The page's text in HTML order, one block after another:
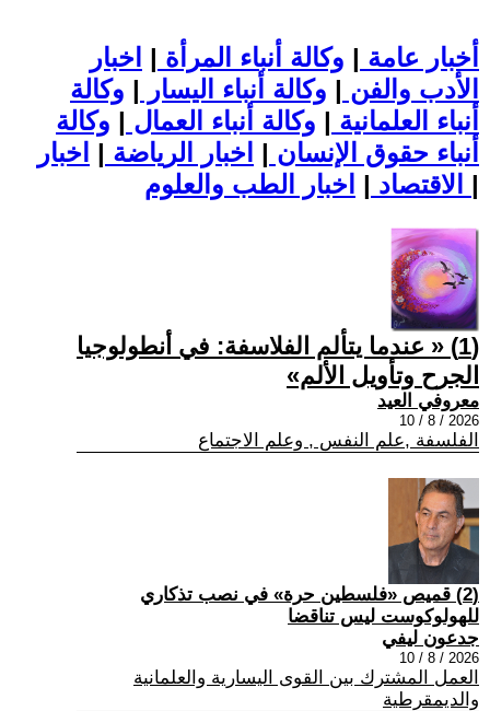
أخبار عامة | وكالة أنباء المرأة | اخبار
الأدب والفن | وكالة أنباء اليسار | وكالة
أنباء العلمانية | وكالة أنباء العمال | وكالة
أنباء حقوق الإنسان | اخبار الرياضة | اخبار
الاقتصاد | |
(1) « عندما يتألم الفلاسفة: في أنطولوجيا
الجرح وتأويل الألم»
معروفي العيد
2026 / 8 / 10
الفلسفة ,علم النفس , وعلم الاجتماع
(2) قميص «فلسطين حرة» في نصب تذكاري
للهولوكوست ليس تناقضا
جدعون ليفي
2026 / 8 / 10
العمل المشترك بين القوى اليسارية والعلمانية
والديمقرطية